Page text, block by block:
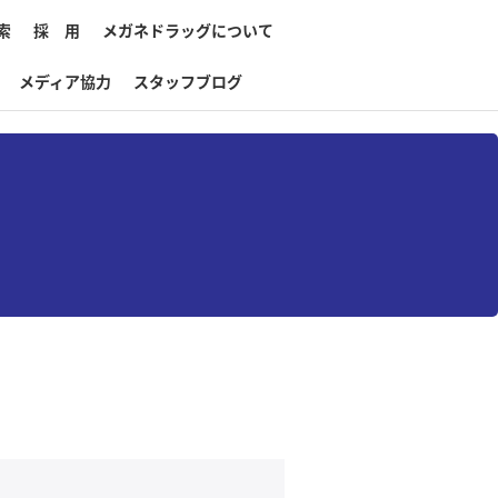
採 用 メガネドラッグについて
メディア協力 スタッフブログ